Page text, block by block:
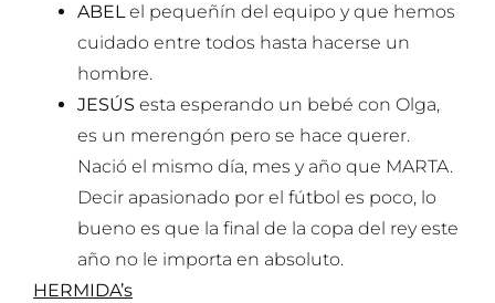
ABELel pequeñín del equipo y que hemos
cuidado entre todos hasta hacerse un
hombre.
JESÚS esta esperando un bebé con Olga,
es un merengón pero se hace querer.
Nació el mismo día, mes y año que MARTA.
Decir apasionado por el fútbol es poco, lo
bueno es que la final de la copa del rey este
año no le importa en absoluto.
HERMIDA’s